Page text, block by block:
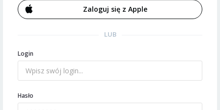
Zaloguj się z Apple
LUB
Login
Hasło